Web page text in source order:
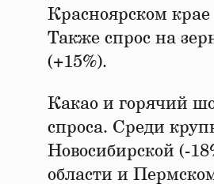
Красноярском
Также спрос на
(+15%).
Какао и горячий
спроса. Среди
Новосибирской (-
области и